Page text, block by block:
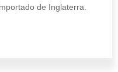
de Inglaterra.